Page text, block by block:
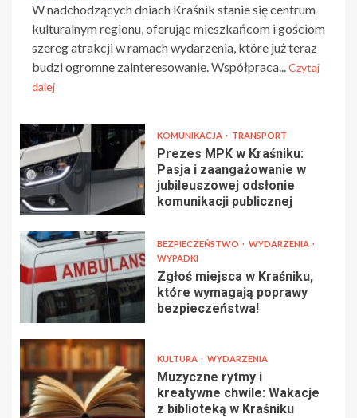
W nadchodzących dniach Kraśnik stanie się centrum
kulturalnym regionu, oferując mieszkańcom i gościom
szereg atrakcji w ramach wydarzenia, które już teraz
budzi ogromne zainteresowanie. Współpraca...Czytaj
dalej
KOMUNIKACJA TRANSPORT
Prezes MPK w Kraśniku:
Pasja i zaangażowanie w
jubileuszowej odsłonie
komunikacji publicznej
BEZPIECZEŃSTWO
WYDARZENIA
WYPADKI
Zgłoś miejsca w Kraśniku,
które wymagają poprawy
bezpieczeństwa!
KULTURA WYDARZENIA
Muzyczne rytmy i
kreatywne chwile: Wakacje
z biblioteką w Kraśniku